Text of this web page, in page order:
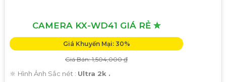
CAMERA KX-WD41 GIÁ RẺ ✮
Giá Khuyến Mại: 30%
Giá Bán: 1,504,000 ₫
🔆 Hình Ảnh Sắc nét : Ultra 2k .